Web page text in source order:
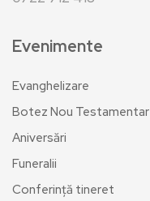
Evenimente
Evanghelizare
Botez Nou Testamentar
Aniversări
Funeralii
Conferință tineret